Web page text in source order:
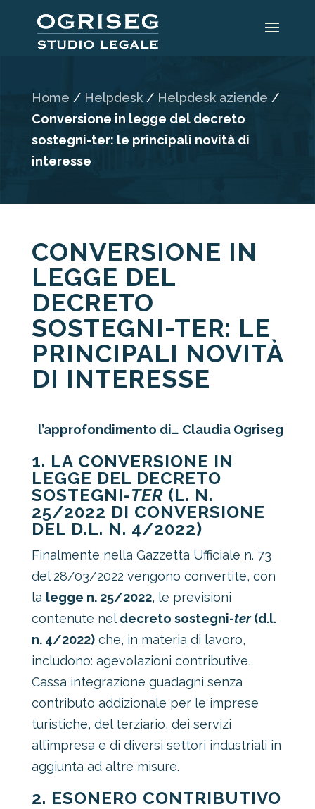
Home / Helpdesk/ Helpdesk aziende /
Conversione in legge del decreto
sostegni-ter: le principali novità di
interesse
CONVERSIONE IN
LEGGE DEL
DECRETO
SOSTEGNI-TER: LE
PRINCIPALI NOVITÀ
DI INTERESSE
l’approfondimento di… Claudia Ogriseg
1. LA CONVERSIONE IN
LEGGE DEL DECRETO
SOSTEGNI-TER(L. N.
25/2022 DI CONVERSIONE
DEL D.L. N. 4/2022)
Finalmente nella Gazzetta Ufficiale n. 73
del 28/03/2022 vengono convertite, con
la legge n. 25/2022, le previsioni
contenute nel decreto sostegni-ter(d.l.
n. 4/2022)che, in materia di lavoro,
includono: agevolazioni contributive,
Cassa integrazione guadagni senza
contributo addizionale per le imprese
turistiche, del terziario, dei servizi
all’impresa e di diversi settori industriali in
aggiunta ad altre misure.
2. ESONERO CONTRIBUTIVO